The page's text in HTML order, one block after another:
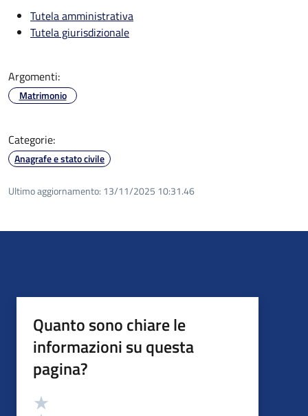
Tutela amministrativa
Tutela giurisdizionale
Argomenti:
Matrimonio
Categorie:
Anagrafe e stato civile
Ultimo aggiornamento: 13/11/2025 10:31.46
Quanto sono chiare le
informazioni su questa
pagina?
Valutazione